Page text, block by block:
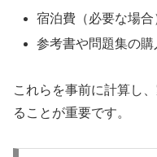
宿泊費（必要な場合
参考書や問題集の購
これらを事前に計算し
ることが重要です。